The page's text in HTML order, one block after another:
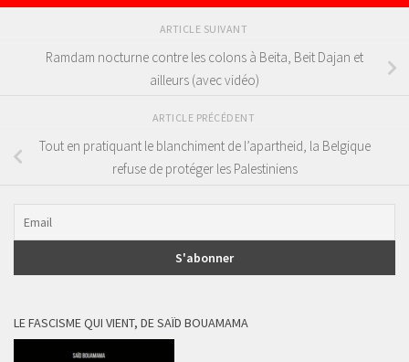
ARTICLE SUIVANT
Ramdam nocturne contre les colons à Beita, Beit Dajan et
ailleurs (avec vidéo)
ARTICLE PRÉCÉDENT
Tout en pratiquant le blanchiment de l’apartheid, la Belgique
refuse de protéger les Palestiniens
LE FASCISME QUI VIENT, DE SAÏD BOUAMAMA